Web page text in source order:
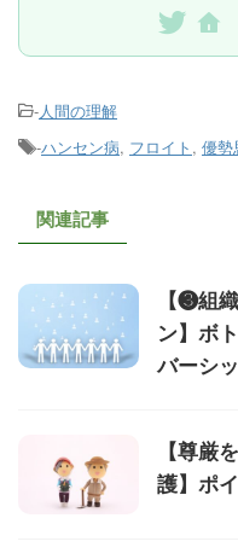
-人間の理解
-ハンセン病, フロイト , 優勢
関連記事
【❸組
ン】ボ
バーシ
【尊厳
護】ポ